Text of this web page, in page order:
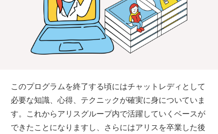
このプログラムを終了する頃にはチャットレディとして
必要な知識、心得、テクニックが確実に身についていま
す。これからアリスグループ内で活躍していくベースが
できたことになりますし、さらにはアリスを卒業した後